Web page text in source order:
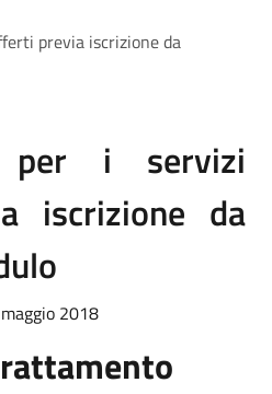
previa iscrizione da
per i servizi
iscrizione da
2018